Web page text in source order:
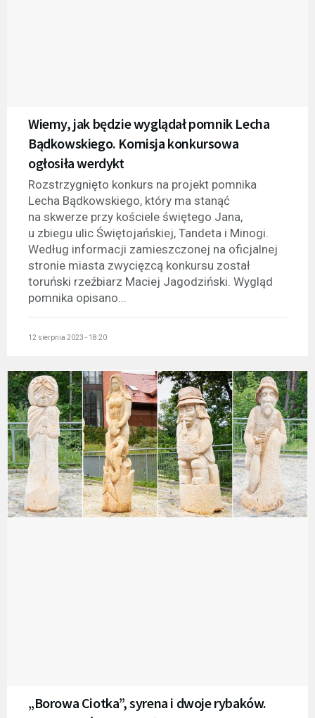
Wiemy, jak będzie wyglądał pomnik Lecha
Bądkowskiego. Komisja konkursowa
ogłosiła werdykt
Rozstrzygnięto konkurs na projekt pomnika
Lecha Bądkowskiego, który ma stanąć
na skwerze przy kościele świętego Jana,
u zbiegu ulic Świętojańskiej, Tandeta i Minogi.
Według informacji zamieszczonej na oficjalnej
stronie miasta zwycięzcą konkursu został
toruński rzeźbiarz Maciej Jagodziński. Wygląd
pomnika opisano...
12 sierpnia 2023 - 18:20
„Borowa Ciotka”, syrena i dwoje rybaków.